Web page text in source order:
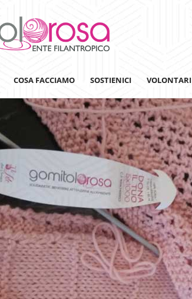
COSA FACCIAMO
Lanaterapia
Sensibilizzazione
Lana&Gomitoli
Giornata della Lana
Gomitolorosa4ARTS
SOSTIENICI
Adotta un Ospedale
Team Building
VOLONTARI